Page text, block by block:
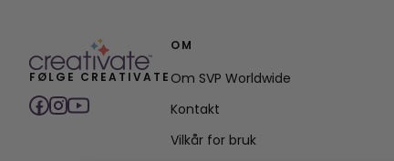
FØLGE CREATIVATE
OM
Om SVP Worldwide
Kontakt
Vilkår for bruk